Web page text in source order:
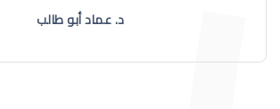
د. عماد أبو طالب